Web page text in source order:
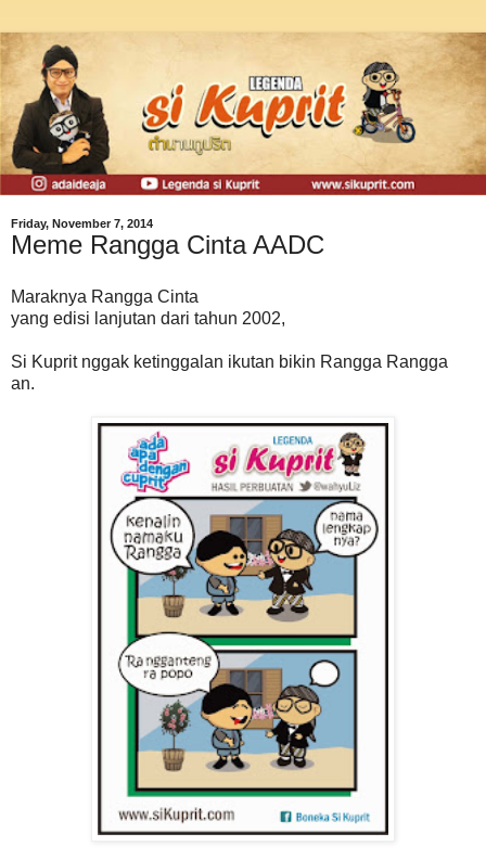
Friday, November 7, 2014
Meme Rangga Cinta AADC
Maraknya Rangga Cinta
yang edisi lanjutan dari tahun 2002,
Si Kuprit nggak ketinggalan ikutan bikin Rangga Rangga
an.